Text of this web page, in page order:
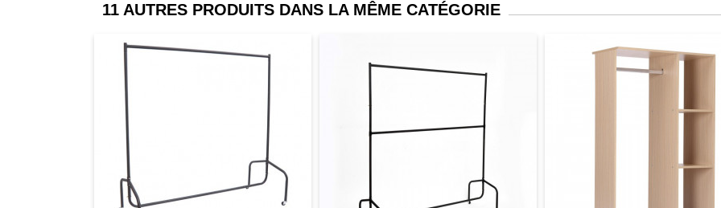
11 AUTRES PRODUITS DANS LA MÊME CATÉGORIE